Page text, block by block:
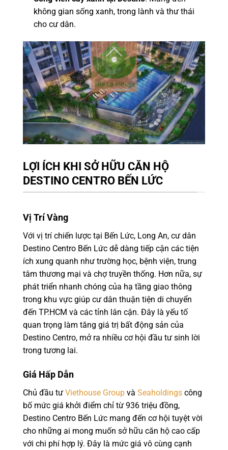
không gian sống xanh, trong lành và thư thái
cho cư dân.
LỢI ÍCH KHI SỞ HỮU CĂN HỘ
DESTINO CENTRO BẾN LỨC
Vị Trí Vàng
Với vị trí chiến lược tại Bến Lức, Long An, cư dân
Destino Centro Bến Lức dễ dàng tiếp cận các tiện
ích xung quanh như trường học, bệnh viện, trung
tâm thương mại và chợ truyền thống. Hơn nữa, sự
phát triển nhanh chóng của hạ tầng giao thông
trong khu vực giúp cư dân thuận tiện di chuyển
đến TP.HCM và các tỉnh lân cận. Đây là yếu tố
quan trọng làm tăng giá trị bất động sản của
Destino Centro, mở ra nhiều cơ hội đầu tư sinh lời
trong tương lai.
Giá Hấp Dẫn
Chủ đầu tư Viethouse Group và Seaholdings công
bố mức giá khởi điểm chỉ từ 936 triệu đồng,
Destino Centro Bến Lức mang đến cơ hội tuyệt vời
cho những ai mong muốn sở hữu căn hộ cao cấp
với chi phí hợp lý. Đây là mức giá vô cùng cạnh